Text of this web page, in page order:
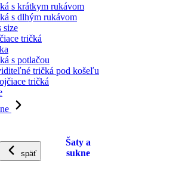
s krátkym rukávom
s dlhým rukávom
size
tričká
s potlačou
tričká pod košeľu
tričká
späť
Šaty a
sukne